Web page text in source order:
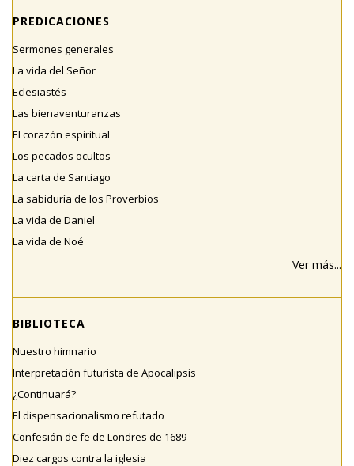
PREDICACIONES
Sermones generales
La vida del Señor
Eclesiastés
Las bienaventuranzas
El corazón espiritual
Los pecados ocultos
La carta de Santiago
La sabiduría de los Proverbios
La vida de Daniel
La vida de Noé
Ver más...
BIBLIOTECA
Nuestro himnario
Interpretación futurista de Apocalipsis
¿Continuará?
El dispensacionalismo refutado
Confesión de fe de Londres de 1689
Diez cargos contra la iglesia